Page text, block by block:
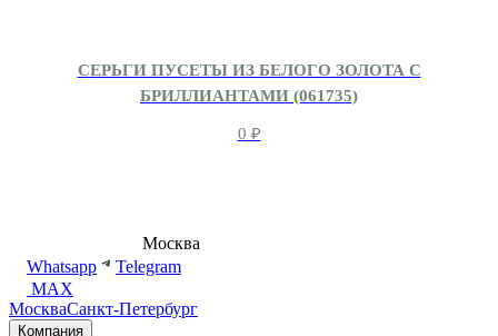
СЕРЬГИ ПУСЕТЫ ИЗ БЕЛОГО ЗОЛОТА С
БРИЛЛИАНТАМИ (061735)
0 ₽
Москва
Whatsapp
Telegram
MAX
МоскваСанкт-Петербург
Компания